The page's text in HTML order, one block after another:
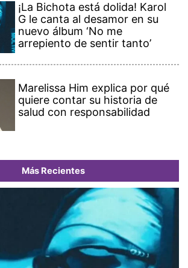
¡La Bichota está dolida! Karol
G le canta al desamor en su
nuevo álbum ‘No me
arrepiento de sentir tanto’
Marelissa Him explica por qué
quiere contar su historia de
salud con responsabilidad
Más Recientes